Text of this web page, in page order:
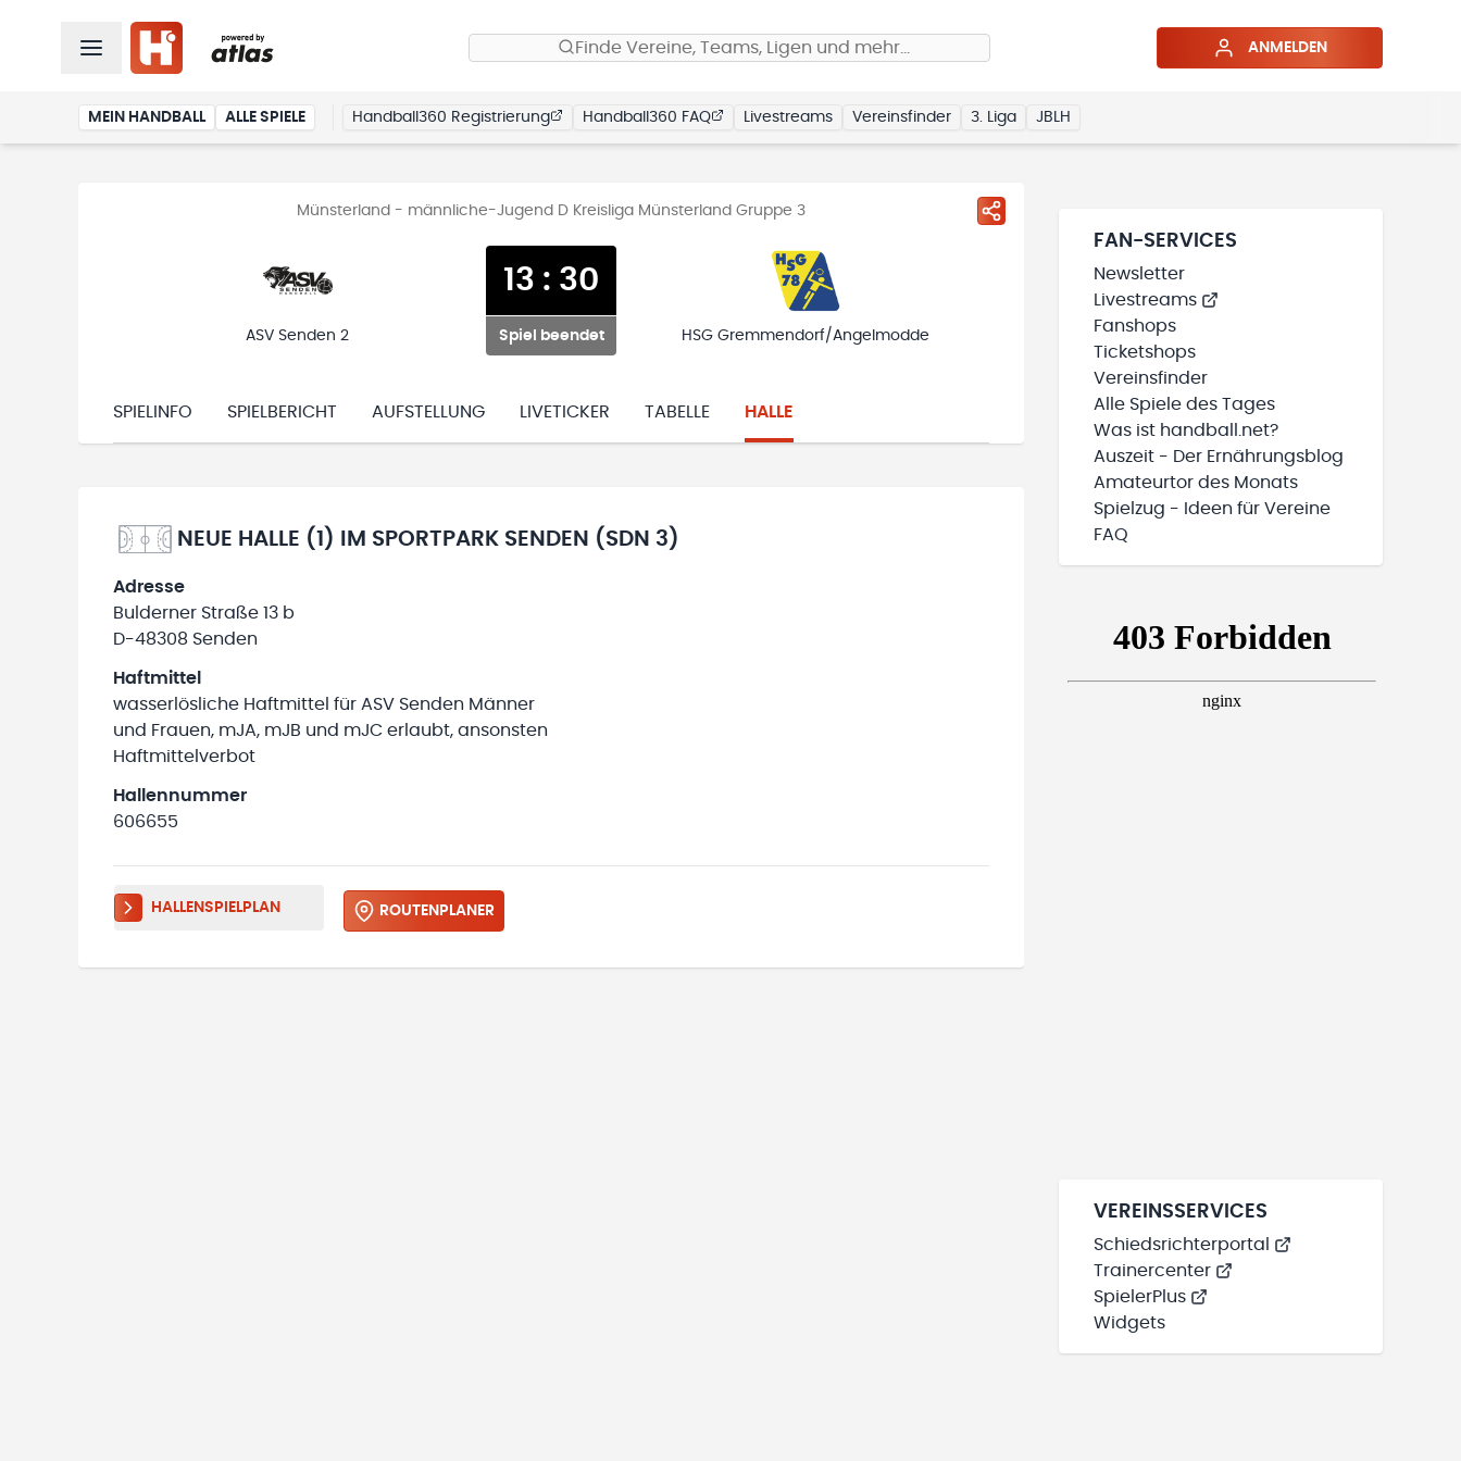
Finde Vereine, Teams, Ligen und mehr… ANMELDEN
MEIN HANDBALL ALLE SPIELE Handball360 Registrierung Handball360 FAQ Livestreams Vereinsfinder 3. Liga JBLH
Münsterland - männliche-Jugend D Kreisliga Münsterland Gruppe 3
ASV Senden 2
13 : 30
Spiel beendet HSG Gremmendorf/Angelmodde
SPIELINFO SPIELBERICHT AUFSTELLUNG LIVETICKER TABELLE HALLE
NEUE HALLE (1) IM SPORTPARK SENDEN (SDN 3)
Adresse
Bulderner Straße 13 b
D-48308 Senden
Haftmittel
wasserlösliche Haftmittel für ASV Senden Männer
und Frauen, mJA, mJB und mJC erlaubt, ansonsten
Haftmittelverbot
Hallennummer
606655
HALLENSPIELPLAN ROUTENPLANER
FAN-SERVICES
Newsletter
Livestreams
Fanshops
Ticketshops
Vereinsfinder
Alle Spiele des Tages
Was ist handball.net?
Auszeit - Der Ernährungsblog
Amateurtor des Monats
Spielzug - Ideen für Vereine
FAQ
VEREINSSERVICES
Schiedsrichterportal
Trainercenter
SpielerPlus
Widgets